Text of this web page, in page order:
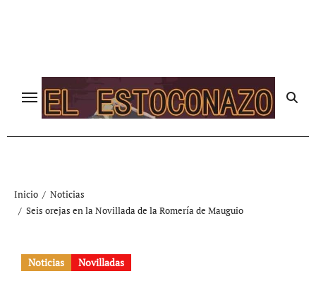
Inicio
Noticias
Seis orejas en la Novillada de la Romería de Mauguio
Noticias Novilladas